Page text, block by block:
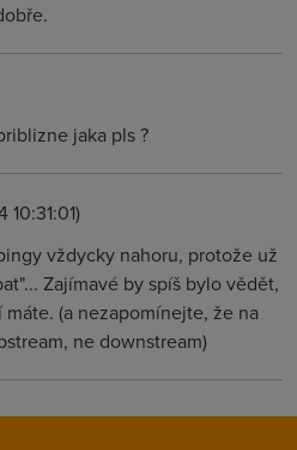
jaka pls ?
10:31:01)
vždycky nahoru, protože už
Zajímavé by spíš bylo vědět,
(a nezapomínejte, že na
ne downstream)